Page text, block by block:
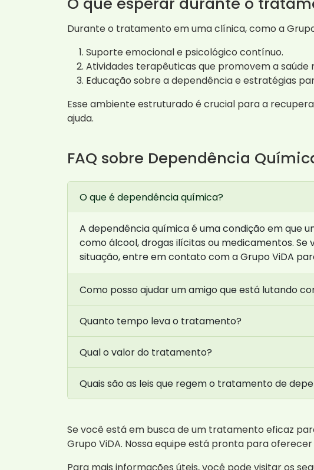
Durante o tratamento em uma clínica, como a
Suporte emocional e psicológico contínuo.
Atividades terapêuticas que promovem a saúde
Educação sobre a dependência e estratégias
Esse ambiente estruturado é crucial para a
ajuda.
FAQ sobre Dependência
O que é dependência química?
A dependência química é uma condição em que
como álcool, drogas ilícitas ou medicamentos.
situação, entre em contato com a Grupo ViDA
Como posso ajudar um amigo que está lutando
Quanto tempo leva o tratamento?
Qual o valor do tratamento?
Quais são as leis que regem o tratamento de
Se você está em busca de um tratamento eficaz
Grupo ViDA. Nossa equipe está pronta para